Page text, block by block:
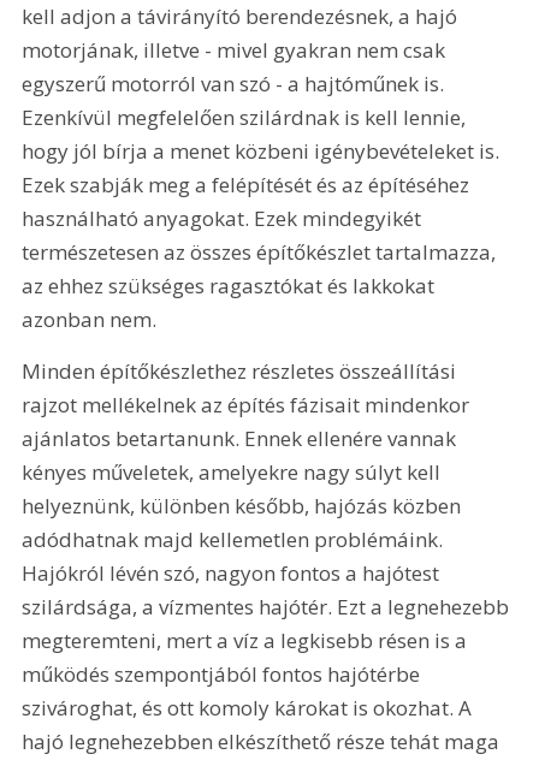
kell adjon a távirányító berendezésnek, a hajó
motorjának, illetve - mivel gyakran nem csak
egyszerű motorról van szó - a hajtóműnek is.
Ezenkívül megfelelően szilárdnak is kell lennie,
hogy jól bírja a menet közbeni igénybevételeket is.
Ezek szabják meg a felépítését és az építéséhez
használható anyagokat. Ezek mindegyikét
természetesen az összes építőkészlet tartalmazza,
az ehhez szükséges ragasztókat és lakkokat
azonban nem.
Minden építőkészlethez részletes összeállítási
rajzot mellékelnek az építés fázisait mindenkor
ajánlatos betartanunk. Ennek ellenére vannak
kényes műveletek, amelyekre nagy súlyt kell
helyeznünk, különben később, hajózás közben
adódhatnak majd kellemetlen problémáink.
Hajókról lévén szó, nagyon fontos a hajótest
szilárdsága, a vízmentes hajótér. Ezt a legnehezebb
megteremteni, mert a víz a legkisebb résen is a
működés szempontjából fontos hajótérbe
szivároghat, és ott komoly károkat is okozhat. A
hajó legnehezebben elkészíthető része tehát maga